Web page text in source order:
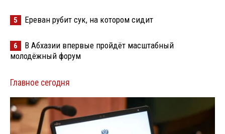
5 Ереван рубит сук, на котором сидит
6
В Абхазии впервые пройдёт масштабный
молодёжный форум
Главное сегодня